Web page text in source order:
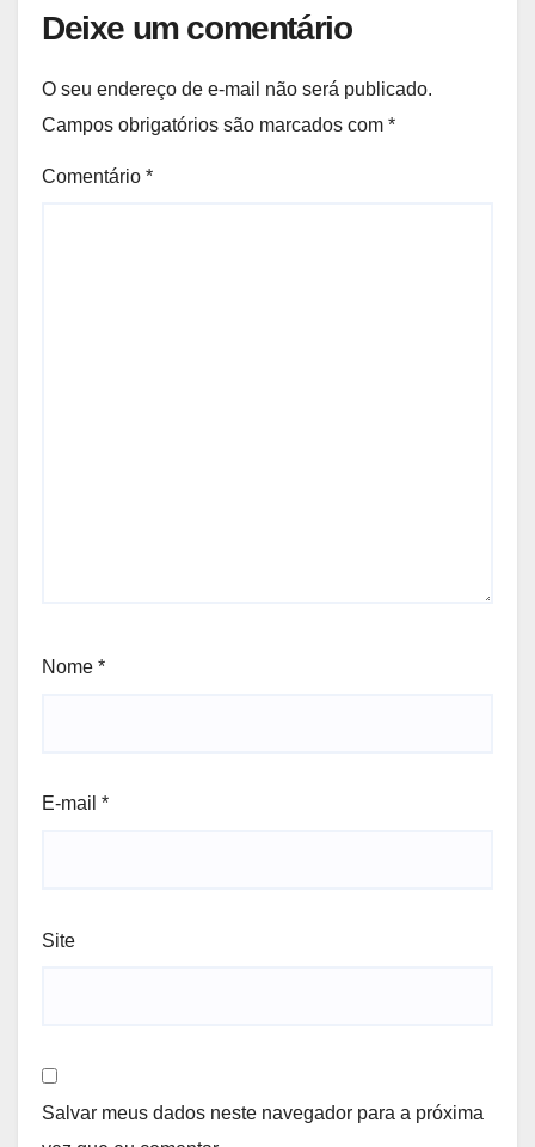
Deixe um comentário
O seu endereço de e-mail não será publicado.
Campos obrigatórios são marcados com *
Comentário *
Nome *
E-mail *
Site
Salvar meus dados neste navegador para a próxima